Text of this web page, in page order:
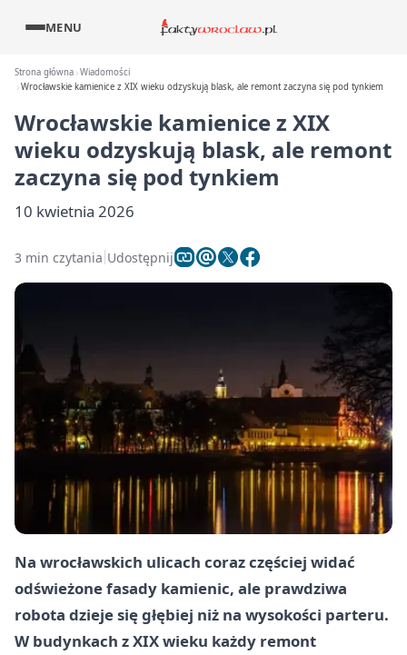
MENU
Strona główna Wiadomości
Wrocławskie kamienice z XIX wieku odzyskują blask, ale remont zaczyna się pod tynkiem
Wrocławskie kamienice z XIX
wieku odzyskują blask, ale remont
zaczyna się pod tynkiem
10 kwietnia 2026
3 min czytania Udostępnij
Na wrocławskich ulicach coraz częściej widać
odświeżone fasady kamienic, ale prawdziwa
robota dzieje się głębiej niż na wysokości parteru.
W budynkach z XIX wieku każdy remont